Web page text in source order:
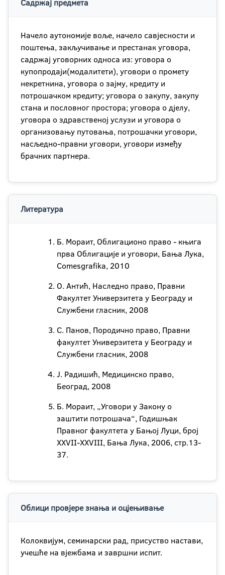
Садржај предмета
Начело аутономије воље, начело савјесности и
поштења, закључивање и престанак уговора,
садржај уговорних односа из: уговора о
купопродаји(модалитети), уговори о промету
некретнина, уговора о зајму, кредиту и
потрошачком кредиту; уговора о закупу, закупу
стана и пословног простора; уговора о дјелу,
уговора о здравственој услузи и уговора о
организовању путовања, потрошачки уговори,
насљедно-правни уговори, уговори између
брачних партнера.
Литература
Б. Мораит, Облигационо право - књига
прва Облигације и уговори, Бања Лука,
Comesgrafika, 2010
О. Антић, Наследно право, Правни
Факултет Универзитета у Београду и
Службени гласник, 2008
С. Панов, Породично право, Правни
факултет Универзитета у Београду и
Службени гласник, 2008
Ј. Радишић, Медицинско право,
Београд, 2008
Б. Мораит, „Уговори у Закону о
заштити потрошача“, Годишњак
Правног факултета у Бањој Луци, број
XXVII-XXVIII, Бања Лука, 2006, стр.13-
37.
Облици провјере знања и оцјењивање
Колоквијум, семинарски рад, присуство настави,
учешће на вјежбама и завршни испит.